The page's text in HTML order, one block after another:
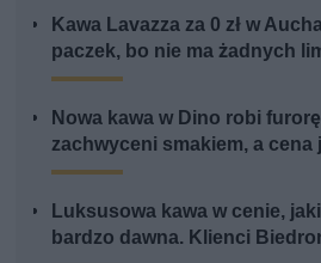
Kawa Lavazza za 0 zł w
paczek, bo nie ma żadnych
Nowa kawa w Dino robi
zachwyceni smakiem, a cena
Luksusowa kawa w cenie,
bardzo dawna. Klienci